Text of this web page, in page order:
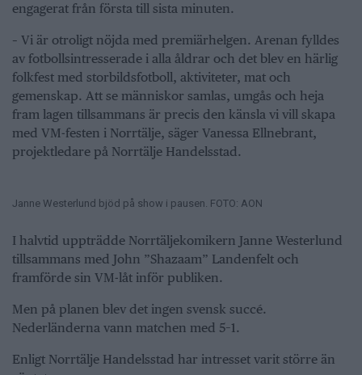
engagerat från första till sista minuten.
– Vi är otroligt nöjda med premiärhelgen. Arenan fylldes
av fotbollsintresserade i alla åldrar och det blev en härlig
folkfest med storbildsfotboll, aktiviteter, mat och
gemenskap. Att se människor samlas, umgås och heja
fram lagen tillsammans är precis den känsla vi vill skapa
med VM-festen i Norrtälje, säger Vanessa Ellnebrant,
projektledare på Norrtälje Handelsstad.
Janne Westerlund bjöd på show i pausen. FOTO: AON
I halvtid uppträdde Norrtäljekomikern Janne Westerlund
tillsammans med John ”Shazaam” Landenfelt och
framförde sin VM-låt inför publiken.
Men på planen blev det ingen svensk succé.
Nederländerna vann matchen med 5–1.
Enligt Norrtälje Handelsstad har intresset varit större än